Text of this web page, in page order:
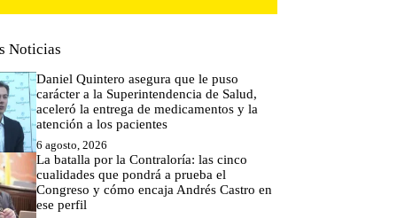
Noticias
Daniel Quintero asegura que le puso
carácter a la Superintendencia de Salud,
aceleró la entrega de medicamentos y la
atención a los pacientes
6 agosto, 2026
La batalla por la Contraloría: las cinco
cualidades que pondrá a prueba el
Congreso y cómo encaja Andrés Castro en
ese perfil